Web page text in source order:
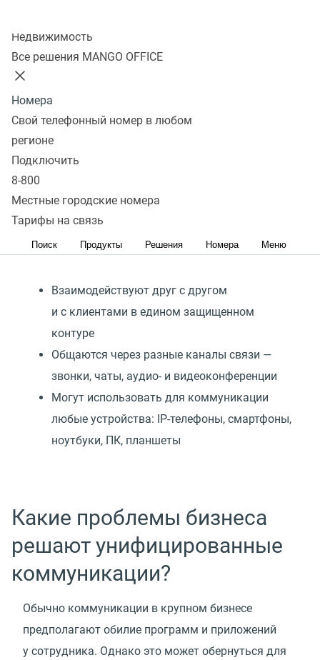
Недвижимость
Все решения MANGO OFFICE
Номера
Свой телефонный номер в любом
регионе
Подключить
8-800
Местные городские номера
Тарифы на связь
Поиск Продукты Решения Номера Меню
Что такое
унифицированные
коммуникации?
коммуникационное пространство для вашей
Взаимодействуют друг с другом
и с клиентами в едином защищенном
контуре
Общаются через разные каналы связи —
звонки, чаты, аудио- и видеоконференции
Могут использовать для коммуникации
любые устройства: IP-телефоны, смартфоны,
ноутбуки, ПК, планшеты
Какие проблемы бизнеса
решают унифицированные
коммуникации?
Обычно коммуникации в крупном бизнесе
предполагают обилие программ и приложений
у сотрудника. Однако это может обернуться для